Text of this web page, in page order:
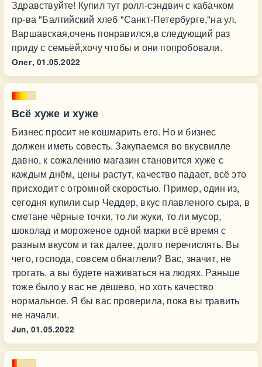
Здравствуйте! Купил тут ролл-сэндвич с кабачком
пр-ва "Балтийский хлеб "Санкт-Петербурге,"на ул.
Варшавская,очень понравился,в следующий раз
приду с семьёй,хочу чтобы и они попробовали.
Олег, 01.05.2022
Всё хуже и хуже
Бизнес просит не кошмарить его. Но и бизнес
должен иметь совесть. Закупаемся во вкусвилле
давно, к сожалению магазин становится хуже с
каждым днём, цены растут, качество падает, всё это
присходит с огромной скоростью. Пример, один из,
сегодня купили сыр Чеддер, вкус плавленого сыра, в
сметане чёрные точки, то ли жуки, то ли мусор,
шоколад и мороженое одной марки всё время с
разным вкусом и так далее, долго перечислять. Вы
чего, господа, совсем обнаглели? Вас, значит, не
трогать, а вы будете наживаться на людях. Раньше
тоже было у вас не дёшево, но хоть качество
нормальное. Я бы вас проверила, пока вы травить
не начали.
Jun, 01.05.2022